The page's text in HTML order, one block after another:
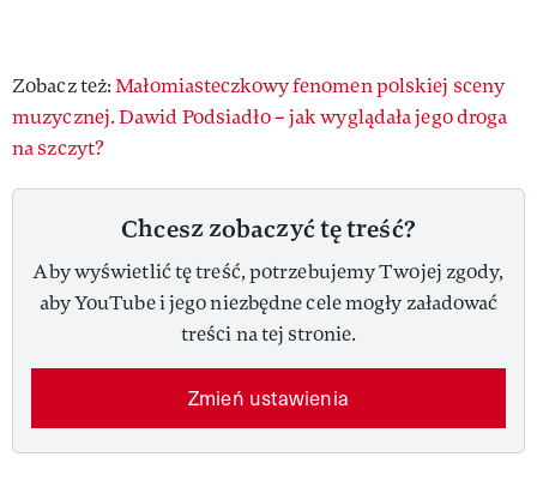
Zobacz też:Małomiasteczkowy fenomen polskiej sceny
muzycznej. Dawid Podsiadło – jak wyglądała jego droga
na szczyt?
Chcesz zobaczyć tę treść?
Aby wyświetlić tę treść, potrzebujemy Twojej zgody,
aby YouTube i jego niezbędne cele mogły załadować
treści na tej stronie.
Zmień ustawienia